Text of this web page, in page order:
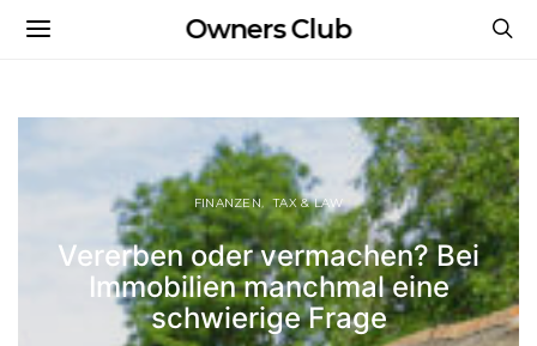
Owners Club
FINANZEN TAX & LAW
Vererben oder vermachen? Bei
Immobilien manchmal eine
schwierige Frage